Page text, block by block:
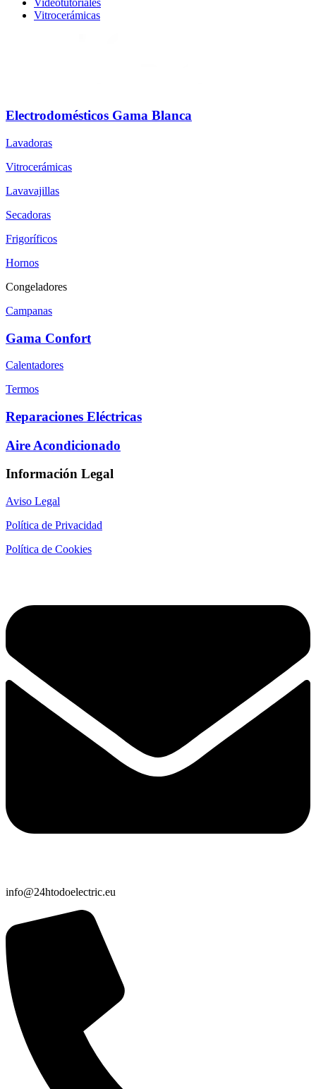
Videotutoriales
Vitrocerámicas
Electrodomésticos Gama Blanca
Lavadoras
Vitrocerámicas
Lavavajillas
Secadoras
Frigoríficos
Hornos
Congeladores
Campanas
Gama Confort
Calentadores
Termos
Reparaciones Eléctricas
Aire Acondicionado
Información Legal
Aviso Legal
Política de Privacidad
Política de Cookies
info@24htodoelectric.eu